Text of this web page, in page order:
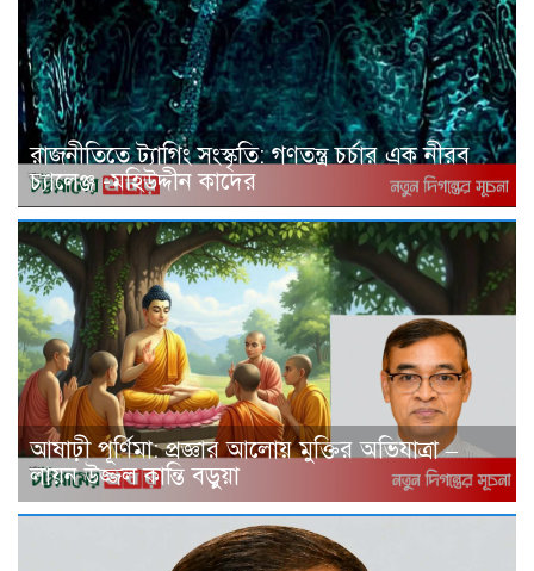
রাজনীতিতে ট্যাগিং সংস্কৃতি: গণতন্ত্র চর্চার এক নীরব
চ্যালেঞ্জ -মহিউদ্দীন কাদের
আষাঢ়ী পূর্ণিমা: প্রজ্ঞার আলোয় মুক্তির অভিযাত্রা –
লায়ন উজ্জল কান্তি বড়ুয়া